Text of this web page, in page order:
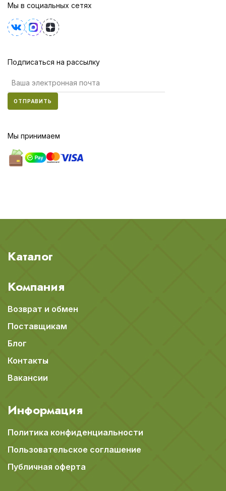
Мы в социальных сетях
Подписаться на рассылку
ОТПРАВИТЬ
Мы принимаем
Каталог
Компания
Возврат и обмен
Поставщикам
Блог
Контакты
Вакансии
Информация
Политика конфиденциальности
Пользовательское соглашение
Публичная оферта